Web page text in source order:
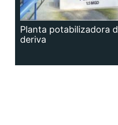
Planta potabilizadora
deriva